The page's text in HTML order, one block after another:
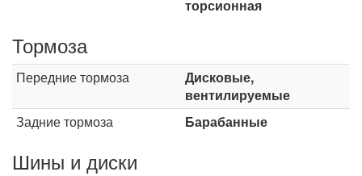
торсионная
Тормоза
Передние тормоза
Дисковые,
вентилируемые
Задние тормоза
Барабанные
Шины и диски